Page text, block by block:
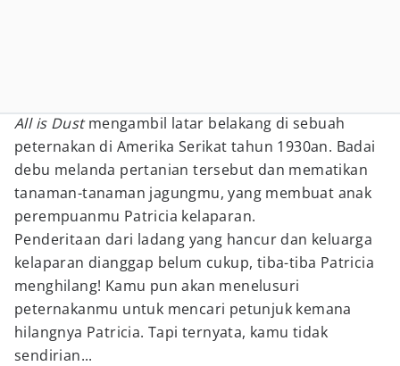
All is Dustmengambil latar belakang di sebuah
peternakan di Amerika Serikat tahun 1930an. Badai
debu melanda pertanian tersebut dan mematikan
tanaman-tanaman jagungmu, yang membuat anak
perempuanmu Patricia kelaparan.
Penderitaan dari ladang yang hancur dan keluarga
kelaparan dianggap belum cukup, tiba-tiba Patricia
menghilang! Kamu pun akan menelusuri
peternakanmu untuk mencari petunjuk kemana
hilangnya Patricia. Tapi ternyata, kamu tidak
sendirian...